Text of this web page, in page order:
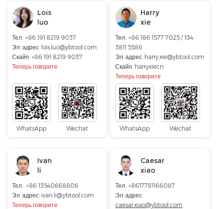
Lois
luo
Тел.: +86 191 8219 9037
Эл. адрес: lois.luo@ybtool.com
Скайп: +86 191 8219 9037
Теперь говорите
WhatsApp Wechat
Harry
xie
Тел.: +86 186 1577 7025 / 134
3811 5586
Эл. адрес: harry.xie@ybtool.com
Скайп: harryxiecn
Теперь говорите
WhatsApp Wechat
Ivan
li
Тел..: +86 13540668806
Эл. адрес: ivan.li@ybtool.com
Теперь говорите
Caesar
xiao
Тел.: +8617781166087
Эл. адрес:
caesar.xiao@ybtool.com